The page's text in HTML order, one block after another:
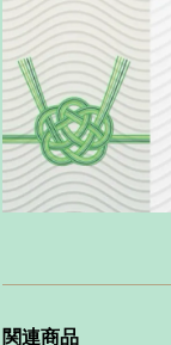
関連商品